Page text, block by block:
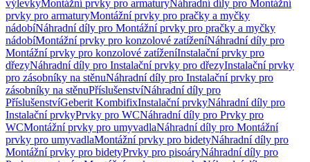
výlevkyMontážní prvky pro armaturyNáhradní díly pro Montážní
prvky pro armaturyMontážní prvky pro pračky a myčky
nádobíNáhradní díly pro Montážní prvky pro pračky a myčky
nádobíMontážní prvky pro konzolové zatíženíNáhradní díly pro
Montážní prvky pro konzolové zatíženíInstalační prvky pro
dřezyNáhradní díly pro Instalační prvky pro dřezyInstalační prvky
pro zásobníky na stěnuNáhradní díly pro Instalační prvky pro
zásobníky na stěnuPříslušenstvíNáhradní díly pro
PříslušenstvíGeberit KombifixInstalační prvkyNáhradní díly pro
Instalační prvkyPrvky pro WCNáhradní díly pro Prvky pro
WCMontážní prvky pro umyvadlaNáhradní díly pro Montážní
prvky pro umyvadlaMontážní prvky pro bidetyNáhradní díly pro
Montážní prvky pro bidetyPrvky pro pisoáryNáhradní díly pro